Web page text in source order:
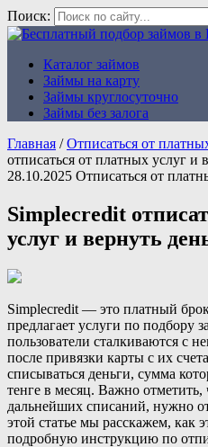
Поиск:
Бесплатный подбор
Казахстане
Каталог займов
Займы на карту
Займы круглосуточно
Займы без залога
Главная /Отписаться от
отписаться от платных услуг и
28.10.2025 Отписаться от
Simplecredit
услуг и вернуть
Simplecredit — это платный
предлагает услуги по подбору
пользователи сталкиваются с
после привязки карты с их
списываться деньги, сумма
тенге в месяц. Важно отметить,
дальнейших списаний, нужно
этой статье мы расскажем, как
подробную инструкцию по